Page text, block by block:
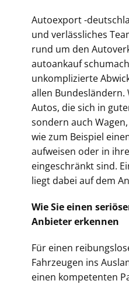
Autoexport -
und verlässliches
rund um den
autoankauf
unkomplizierte
allen
Autos, die sich in
sondern auch
wie zum Beispiel
aufweisen oder in
eingeschränkt sind.
liegt dabei auf dem
Wie Sie einen
Anbieter erkennen
Für einen
Fahrzeugen ins
einen kompetenten